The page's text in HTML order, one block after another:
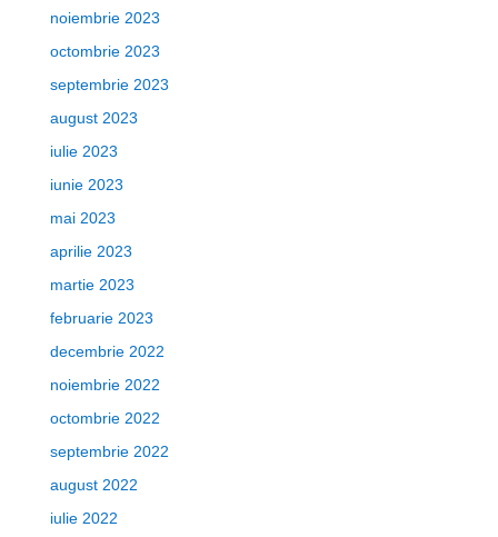
noiembrie 2023
octombrie 2023
septembrie 2023
august 2023
iulie 2023
iunie 2023
mai 2023
aprilie 2023
martie 2023
februarie 2023
decembrie 2022
noiembrie 2022
octombrie 2022
septembrie 2022
august 2022
iulie 2022